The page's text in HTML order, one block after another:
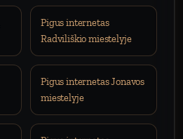
Pigus internetas
Radviliškio miestelyje
Pigus internetas Jonavos
miestelyje